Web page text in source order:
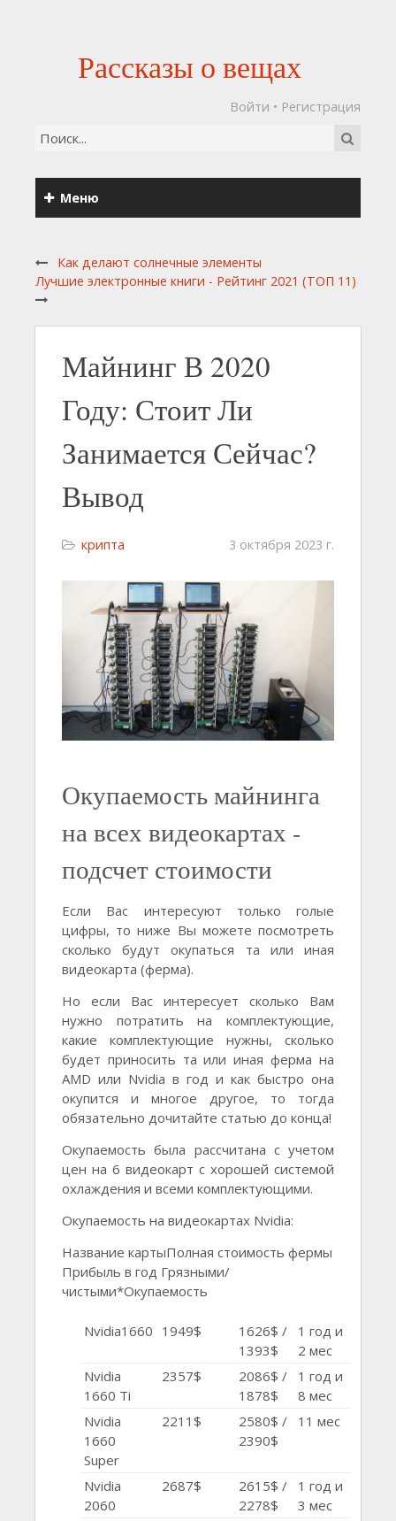
Рассказы о вещах
Войти • Регистрация
Меню
Как делают солнечные элементы
Лучшие электронные книги - Рейтинг 2021 (ТОП 11)
Майнинг В 2020
Году: Стоит Ли
Занимается Сейчас?
Вывод
крипта 3 октября 2023 г.
Окупаемость майнинга
на всех видеокартах -
подсчет стоимости
Если Вас интересуют только голые
цифры, то ниже Вы можете посмотреть
сколько будут окупаться та или иная
видеокарта (ферма).
Но если Вас интересует сколько Вам
нужно потратить на комплектующие,
какие комплектующие нужны, сколько
будет приносить та или иная ферма на
AMD или Nvidia в год и как быстро она
окупится и многое другое, то тогда
обязательно дочитайте статью до конца!
Окупаемость была рассчитана с учетом
цен на 6 видеокарт с хорошей системой
охлаждения и всеми комплектующими.
Окупаемость на видеокартах Nvidia:
Название картыПолная стоимость фермы
Прибыль в год Грязными/
чистыми*Окупаемость
Nvidia1660 1949$
1626$ /
1393$
1 год и
2 мес
Nvidia
1660 Ti
2357$
2086$ /
1878$
1 год и
8 мес
Nvidia
1660
Super
2211$
2580$ /
2390$
11 мес
Nvidia
2060
2687$
2615$ /
2278$
1 год и
3 мес